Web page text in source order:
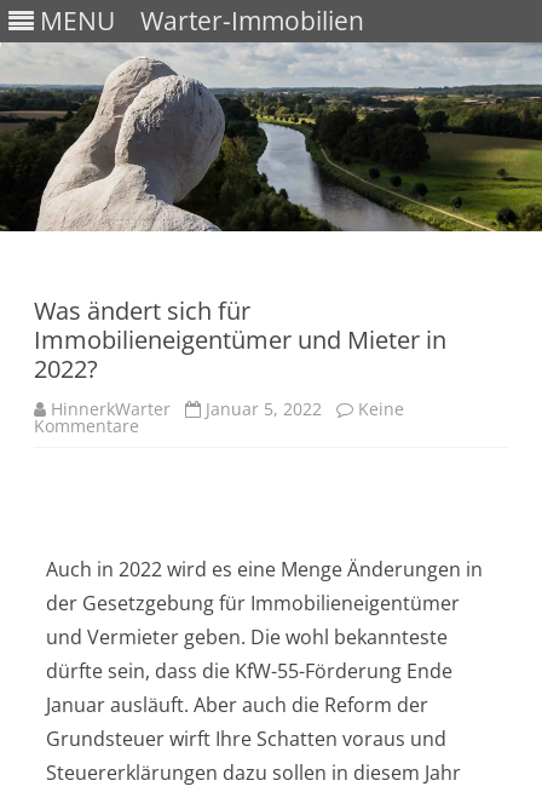
MENU Warter-Immobilien
Was ändert sich für
Immobilieneigentümer und Mieter in
2022?
HinnerkWarter Januar 5, 2022 Keine
Kommentare
Auch in 2022 wird es eine Menge Änderungen in
der Gesetzgebung für Immobilieneigentümer
und Vermieter geben. Die wohl bekannteste
dürfte sein, dass die KfW-55-Förderung Ende
Januar ausläuft. Aber auch die Reform der
Grundsteuer wirft Ihre Schatten voraus und
Steuererklärungen dazu sollen in diesem Jahr